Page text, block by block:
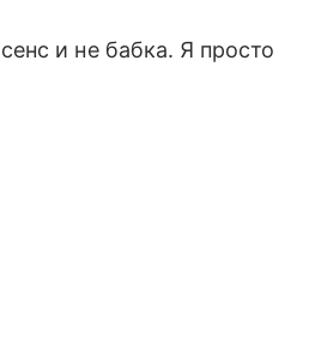
и не бабка. Я просто